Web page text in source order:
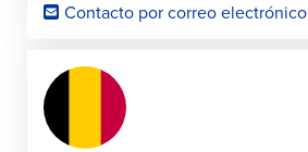
Contacto por correo electrónico